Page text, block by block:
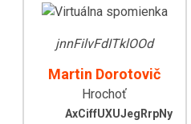
jnnFilvFdITklOOd
Martin Dorotovič
Hrochoť
AxCiffUXUJegRrpNy